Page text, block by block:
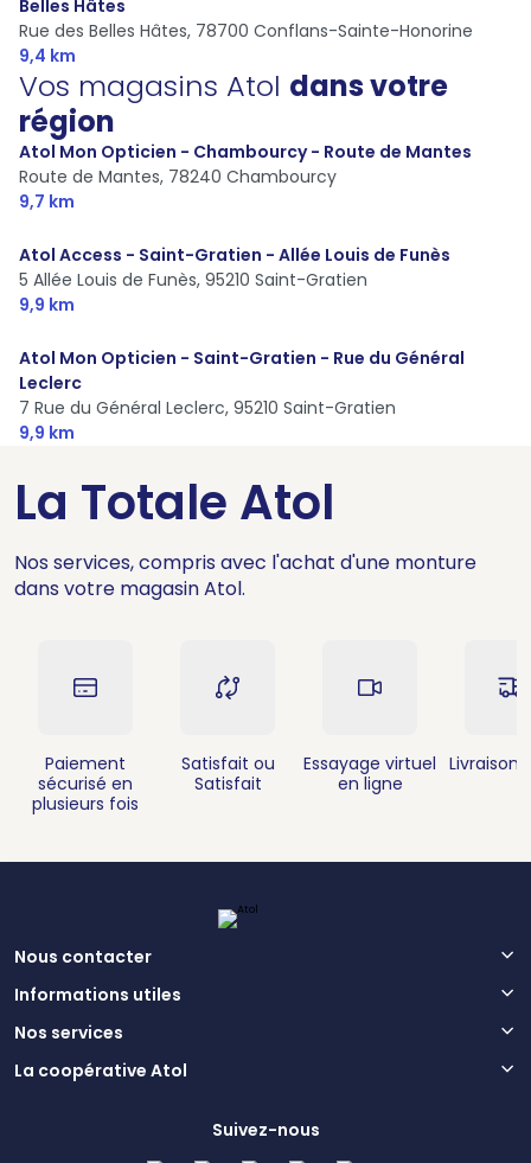
Belles Hâtes
Rue des Belles Hâtes, 78700 Conflans-Sainte-Honorine
9,4 km
Vos magasins Atol dans votre
région
Atol Mon Opticien - Chambourcy - Route de Mantes
Route de Mantes, 78240 Chambourcy
9,7 km
Atol Access - Saint-Gratien - Allée Louis de Funès
5 Allée Louis de Funès, 95210 Saint-Gratien
9,9 km
Atol Mon Opticien - Saint-Gratien - Rue du Général
Leclerc
7 Rue du Général Leclerc, 95210 Saint-Gratien
9,9 km
La Totale Atol
Nos services, compris avec l'achat d'une monture
dans votre magasin Atol.
Paiement
sécurisé en
plusieurs fois
Satisfait ou
Satisfait
Essayage virtuel
en ligne
Livraison
Nous contacter
Informations utiles
Nos services
La coopérative Atol
Suivez-nous